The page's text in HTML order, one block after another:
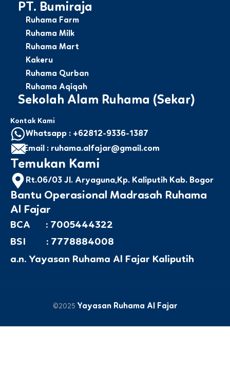
PT. Bumiraja
Ruhama Farm
Ruhama Milk
Ruhama Mart
Kakeru
Ruhama Qurban
Ruhama Aqiqah
Sekolah Alam Ruhama (Sekar)
Kontak Kami
Whatsapp : +62812-9336-1387
Email : ruhama.alfajar@gmail.com
Temukan Kami
Rt.06/03 Jl. Aryaguna,Kp. Kaliputih Kab. Bogor
Bantu Operasional Madrasah Ruhama
Al Fajar
BCA : 7005444322
BSI : 7778884008
a.n. Yayasan Ruhama Al Fajar Kaliputih
©2025 Yayasan Ruhama Al Fajar